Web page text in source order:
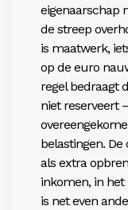
eigenaarschap
de streep
is maatwerk,
op de euro
regel bedraagt
niet reserveert
belastingen.
als extra
inkomen, in het
is net even